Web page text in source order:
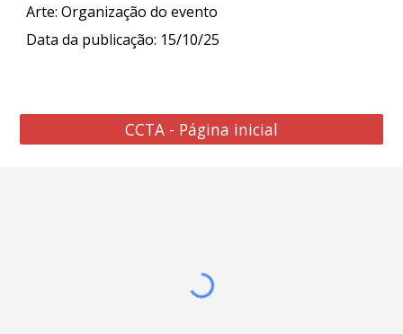
Arte: Organização do evento
Data da publicação: 15/10/25
CCTA - Página inicial